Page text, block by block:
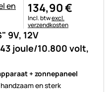
9V, 12V
joule/10.800 volt,
+ zonnepaneel
en sterk
134,90€
Belastinginformatie:
Incl. btwexcl.
verzendkosten